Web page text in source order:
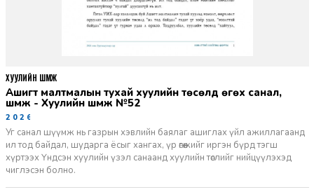
Ашигт малтмалын тухай хуулийн төсөлд өгөх санал,
шүүмж - Хуулийн шүүмж №52
2026-06-29
Уг санал шүүмж нь газрын хэвлийн баялаг ашиглах үйл ажиллагаанд
ил тод байдал, шударга ёсыг хангах, үр өгөөжийг иргэн бүрд тэгш
хүртээх Үндсэн хуулийн үзэл санаанд хуулийн төслийг нийцүүлэхэд
чиглэсэн болно.
ХУУЛИЙН ШҮҮМЖ